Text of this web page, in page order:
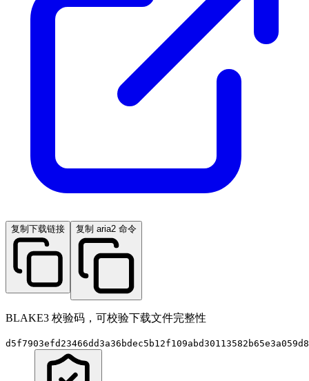
复制下载链接 复制 aria2 命令
BLAKE3 校验码，可校验下载文件完整性